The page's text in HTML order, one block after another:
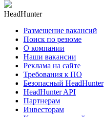
HeadHunter
Размещение вакансий
Поиск по резюме
О компании
Наши вакансии
Реклама на сайте
Требования к ПО
Безопасный HeadHunter
HeadHunter API
Партнерам
Инвесторам